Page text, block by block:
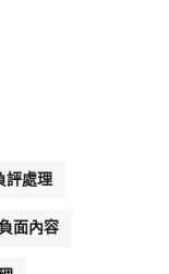
評處理
面內容